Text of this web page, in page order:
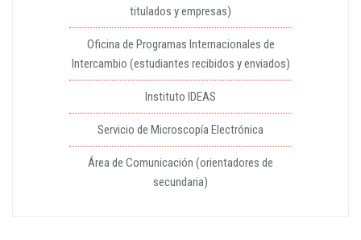
titulados y empresas)
Oficina de Programas Internacionales de
Intercambio (estudiantes recibidos y enviados)
Instituto IDEAS
Servicio de Microscopía Electrónica
Área de Comunicación (orientadores de
secundaria)